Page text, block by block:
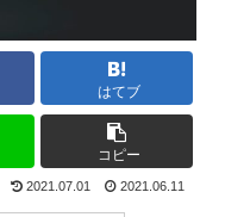
はてブ
コピー
2021.07.01 2021.06.11